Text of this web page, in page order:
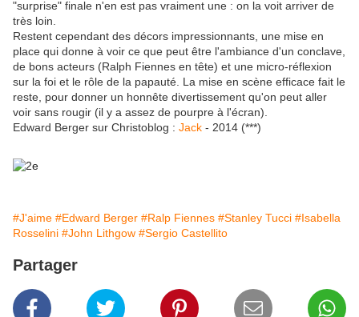
"surprise" finale n'en est pas vraiment une : on la voit arriver de
très loin.
Restent cependant des décors impressionnants, une mise en
place qui donne à voir ce que peut être l'ambiance d'un conclave,
de bons acteurs (Ralph Fiennes en tête) et une micro-réflexion
sur la foi et le rôle de la papauté. La mise en scène efficace fait le
reste, pour donner un honnête divertissement qu'on peut aller
voir sans rougir (il y a assez de pourpre à l'écran).
Edward Berger sur Christoblog : Jack - 2014 (***)
#J'aime #Edward Berger #Ralp Fiennes #Stanley Tucci #Isabella
Rosselini #John Lithgow #Sergio Castellito
Partager